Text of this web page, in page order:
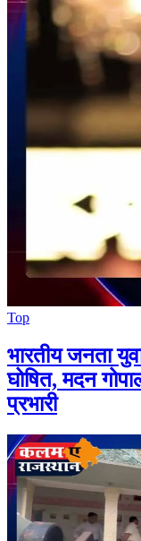
Top
भारतीय जनता
घोषित, मदन
प्रभारी